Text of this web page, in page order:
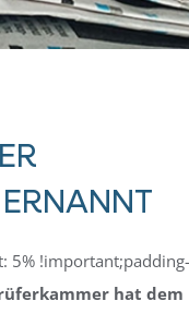
5% !important;padding-
hat dem